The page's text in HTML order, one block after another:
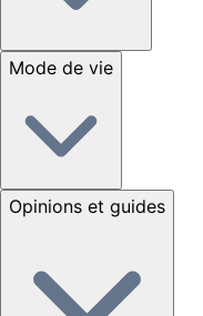
Mode de vie
Opinions et guides